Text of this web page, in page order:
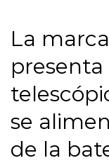
La
se
de la